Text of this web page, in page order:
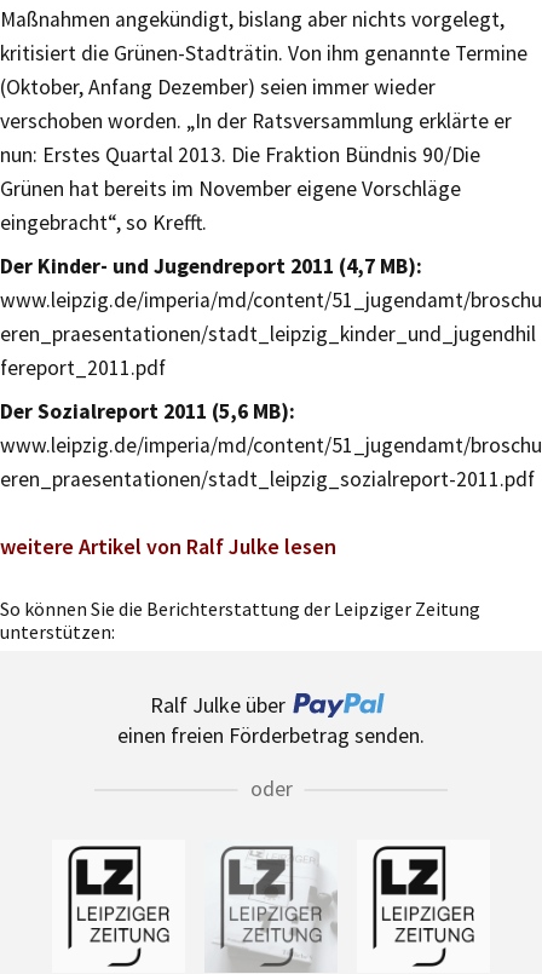
Maßnahmen angekündigt, bislang aber nichts vorgelegt,
kritisiert die Grünen-Stadträtin. Von ihm genannte Termine
(Oktober, Anfang Dezember) seien immer wieder
verschoben worden. „In der Ratsversammlung erklärte er
nun: Erstes Quartal 2013. Die Fraktion Bündnis 90/Die
Grünen hat bereits im November eigene Vorschläge
eingebracht“, so Krefft.
Der Kinder- und Jugendreport 2011 (4,7 MB):
www.leipzig.de/imperia/md/content/51_jugendamt/broschu
eren_praesentationen/stadt_leipzig_kinder_und_jugendhil
fereport_2011.pdf
Der Sozialreport 2011 (5,6 MB):
www.leipzig.de/imperia/md/content/51_jugendamt/broschu
eren_praesentationen/stadt_leipzig_sozialreport-2011.pdf
weitere Artikel von Ralf Julke lesen
So können Sie die Berichterstattung der Leipziger Zeitung
unterstützen:
Ralf Julke über
einen freien Förderbetrag senden.
oder